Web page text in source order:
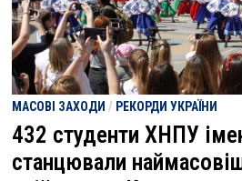
МАСОВІ ЗАХОДИ / РЕКОРДИ УКРАЇНИ
432 студенти ХНПУ
станцювали